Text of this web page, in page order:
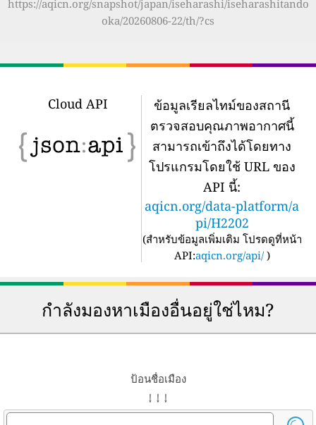
https://aqicn.org/snapshot/japan/iseharashi/iseharashitando
oka/20260806-22/th/?cs
Cloud API
ข้อมูลเรียลไทม์ของสถานี
ตรวจสอบคุณภาพอากาศนี้
สามารถเข้าถึงได้โดยทาง
โปรแกรมโดยใช้ URL ของ
API นี้:
aqicn.org/data-platform/a
pi/H2202
(สำหรับข้อมูลเพิ่มเติม โปรดดูที่หน้า
API:aqicn.org/api/ )
กำลังมองหาเมืองอื่นอยู่ใช่ไหม?
ป้อนชื่อเมือง
↓ ↓ ↓